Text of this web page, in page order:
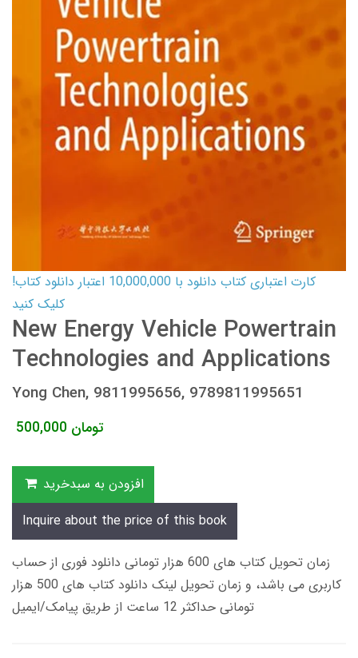
کارت اعتباری کتاب دانلود با 10,000,000 اعتبار دانلود کتاب!
کلیک کنید
New Energy Vehicle Powertrain
Technologies and Applications
Yong Chen, 9811995656, 9789811995651
500,000 تومان
افزودن به سبدخرید
Inquire about the price of this book
زمان تحویل کتاب های 600 هزار تومانی دانلود فوری از حساب
کاربری می باشد، و زمان تحویل لینک دانلود کتاب های 500 هزار
تومانی حداکثر 12 ساعت از طریق پیامک/ایمیل